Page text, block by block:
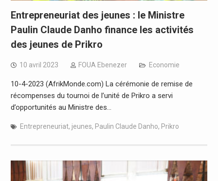
Entrepreneuriat des jeunes : le Ministre
Paulin Claude Danho finance les activités
des jeunes de Prikro
10 avril 2023 FOUA Ebenezer Economie
10-4-2023 (AfrikMonde.com) La cérémonie de remise de
récompenses du tournoi de l’unité de Prikro a servi
d’opportunités au Ministre des…
Entrepreneuriat, jeunes, Paulin Claude Danho, Prikro